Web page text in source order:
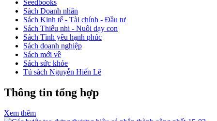
Seedbooks
Sách Doanh nhân
Sách Kinh tế - Tài chính - Đầu tư
Sách Thiếu nhi - Nuôi dạy con
Sách Tình yêu hạnh phúc
Sách doanh nghiệp
Sách mới về
Sách sức khỏe
Tủ sách Nguyễn Hiến Lê
Thông tin tổng hợp
Xem thêm